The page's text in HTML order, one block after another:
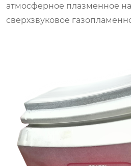
атмосферное плазменное
сверхзвуковое